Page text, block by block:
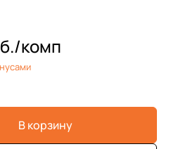
комп
В корзину